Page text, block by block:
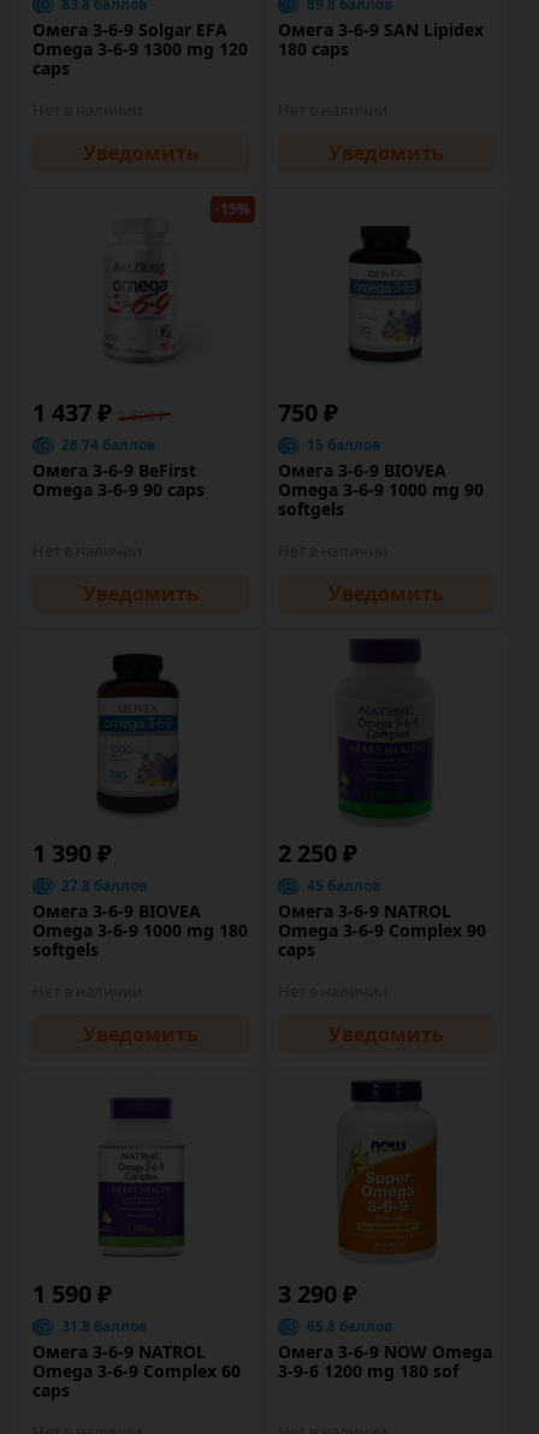
83.8 баллов
Омега 3-6-9 Solgar EFA
Omega 3-6-9 1300 mg 120
caps
Уведомить
89.8 баллов
Омега 3-6-9 SAN Lipidex
180 caps
Уведомить
-15%
1 437 ₽ 1 690 ₽
28.74 баллов
Омега 3-6-9 BeFirst
Omega 3-6-9 90 caps
Уведомить
750 ₽
15 баллов
Омега 3-6-9 BIOVEA
Omega 3-6-9 1000 mg 90
softgels
Уведомить
1 390 ₽
27.8 баллов
Омега 3-6-9 BIOVEA
Omega 3-6-9 1000 mg 180
softgels
Уведомить
2 250 ₽
45 баллов
Омега 3-6-9 NATROL
Omega 3-6-9 Complex 90
caps
Уведомить
1 590 ₽
31.8 баллов
Омега 3-6-9 NATROL
Omega 3-6-9 Complex 60
caps
3 290 ₽
65.8 баллов
Омега 3-6-9 NOW Omega
3-9-6 1200 mg 180 sof